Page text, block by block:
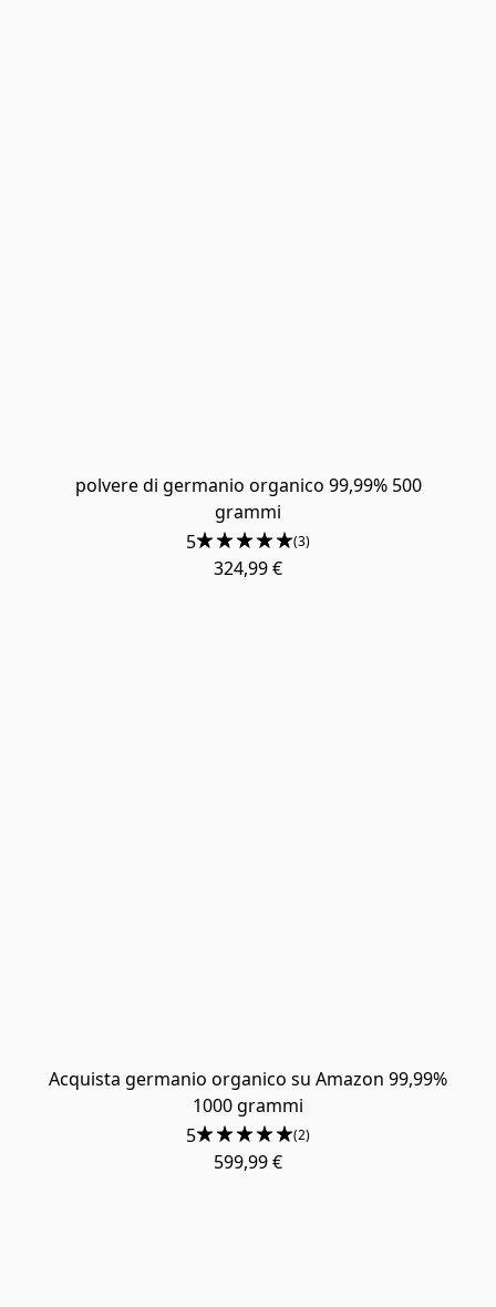
polvere di germanio organico 99,99% 500
grammi
5
(3)
324,99 €
Acquista germanio organico su Amazon 99,99%
1000 grammi
5
(2)
599,99 €